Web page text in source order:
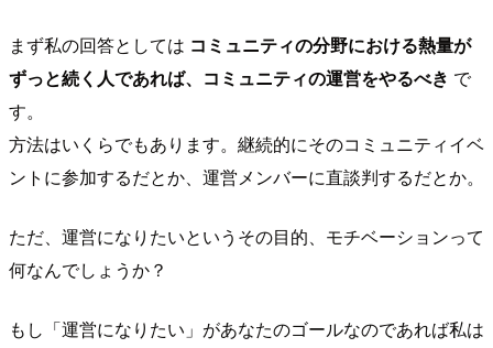
まず私の回答としては コミュニティの分野における熱量が
ずっと続く人であれば、コミュニティの運営をやるべき で
す。
方法はいくらでもあります。継続的にそのコミュニティイベ
ントに参加するだとか、運営メンバーに直談判するだとか。
ただ、運営になりたいというその目的、モチベーションって
何なんでしょうか？
もし「運営になりたい」があなたのゴールなのであれば私は